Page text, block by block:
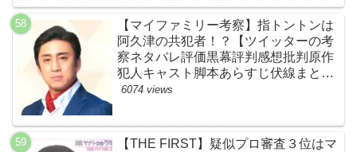
【マイファミリー考察】指トントンは
阿久津の共犯者！？【ツイッターの考
察ネタバレ評価黒幕評判感想批判原作
犯人キャスト脚本あらすじ伏線まと
め・松本幸四郎】
6074 views
【THE FIRST】疑似プロ審査３位はマ